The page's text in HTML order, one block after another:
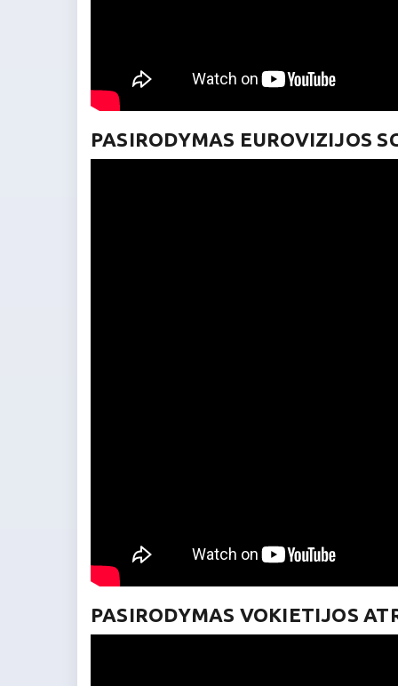
PASIRODYMAS EUROVIZIJOS
PASIRODYMAS VOKIETIJOS